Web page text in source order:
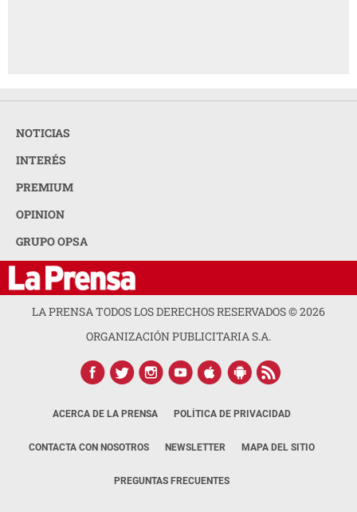
NOTICIAS
INTERÉS
PREMIUM
OPINION
GRUPO OPSA
LA PRENSA TODOS LOS DERECHOS RESERVADOS ©2026
ORGANIZACIÓN PUBLICITARIA S.A.
ACERCA DE LA PRENSA POLÍTICA DE PRIVACIDAD
CONTACTA CON NOSOTROS NEWSLETTER MAPA DEL SITIO
PREGUNTAS FRECUENTES